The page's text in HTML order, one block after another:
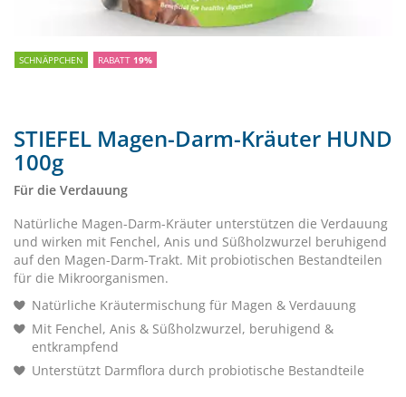
SCHNÄPPCHEN RABATT 19%
STIEFEL Magen-Darm-Kräuter HUND
100g
Für die Verdauung
Natürliche Magen-Darm-Kräuter unterstützen die Verdauung
und wirken mit Fenchel, Anis und Süßholzwurzel beruhigend
auf den Magen-Darm-Trakt. Mit probiotischen Bestandteilen
für die Mikroorganismen.
Natürliche Kräutermischung für Magen & Verdauung
Mit Fenchel, Anis & Süßholzwurzel, beruhigend &
entkrampfend
Unterstützt Darmflora durch probiotische Bestandteile